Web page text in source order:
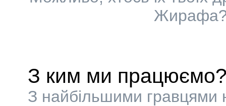
Жирафа?
З ким ми
З найбільшими гравцями